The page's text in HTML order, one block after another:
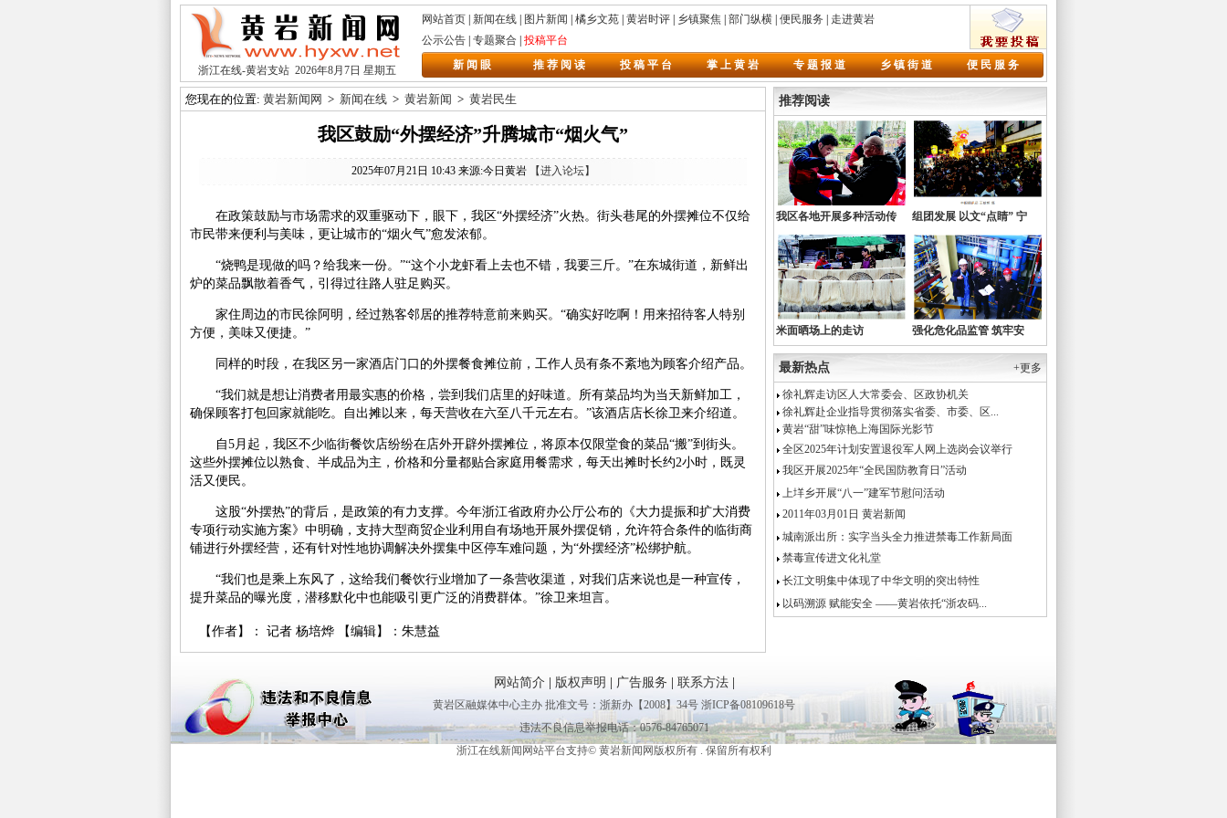
浙江在线-黄岩支站 2026年8月7日 星期五
网站首页 新闻在线 图片新闻 橘乡文苑 黄岩时评 乡镇聚焦 部门纵横 便民服务
走进黄岩
公示公告 专题聚合
投稿平台
新 闻 眼
推 荐 阅 读 投 稿 平 台 掌 上 黄 岩 专 题 报 道 乡 镇 街 道 便 民 服 务
您现在的位置: 黄岩新闻网 > 新闻在线 > 黄岩新闻 > 黄岩民生
我区鼓励“外摆经济”升腾城市“烟火气”
2025年07月21日 10:43 来源:今日黄岩 【进入论坛】
在政策鼓励与市场需求的双重驱动下，眼下，我区“外摆经济”火热。街头巷尾的外摆摊位不仅给
市民带来便利与美味，更让城市的“烟火气”愈发浓郁。
“烧鸭是现做的吗？给我来一份。”“这个小龙虾看上去也不错，我要三斤。”在东城街道，新鲜出
炉的菜品飘散着香气，引得过往路人驻足购买。
家住周边的市民徐阿明，经过熟客邻居的推荐特意前来购买。“确实好吃啊！用来招待客人特别
方便，美味又便捷。”
同样的时段，在我区另一家酒店门口的外摆餐食摊位前，工作人员有条不紊地为顾客介绍产品。
“我们就是想让消费者用最实惠的价格，尝到我们店里的好味道。所有菜品均为当天新鲜加工，
确保顾客打包回家就能吃。自出摊以来，每天营收在六至八千元左右。”该酒店店长徐卫来介绍道。
自5月起，我区不少临街餐饮店纷纷在店外开辟外摆摊位，将原本仅限堂食的菜品“搬”到街头。
这些外摆摊位以熟食、半成品为主，价格和分量都贴合家庭用餐需求，每天出摊时长约2小时，既灵
活又便民。
这股“外摆热”的背后，是政策的有力支撑。今年浙江省政府办公厅公布的《大力提振和扩大消费
专项行动实施方案》中明确，支持大型商贸企业利用自有场地开展外摆促销，允许符合条件的临街商
铺进行外摆经营，还有针对性地协调解决外摆集中区停车难问题，为“外摆经济”松绑护航。
“我们也是乘上东风了，这给我们餐饮行业增加了一条营收渠道，对我们店来说也是一种宣传，
提升菜品的曝光度，潜移默化中也能吸引更广泛的消费群体。”徐卫来坦言。
【作者】： 记者 杨培烨 【编辑】：朱慧益
推荐阅读
我区各地开展多种活动传
承新时代雷锋精神【详细】
组团发展 以文“点睛” 宁
溪“二月二”灯会璀璨启幕
【详细】
米面晒场上的走访
【详细】
强化危化品监管 筑牢安
全“防火墙”
【详细】
最新热点 +更多
徐礼辉走访区人大常委会、区政协机关
徐礼辉赴企业指导贯彻落实省委、市委、区...
黄岩“甜”味惊艳上海国际光影节
全区2025年计划安置退役军人网上选岗会议举行
我区开展2025年“全民国防教育日”活动
上垟乡开展“八一”建军节慰问活动
2011年03月01日 黄岩新闻
城南派出所：实字当头全力推进禁毒工作新局面
禁毒宣传进文化礼堂
长江文明集中体现了中华文明的突出特性
以码溯源 赋能安全 ——黄岩依托“浙农码...
网站简介 版权声明 广告服务 联系方法|
黄岩区融媒体中心主办 批准文号：浙新办【2008】34号 浙ICP备08109618号
违法不良信息举报电话：0576-84765071
浙江在线新闻网站平台支持© 黄岩新闻网版权所有 . 保留所有权利